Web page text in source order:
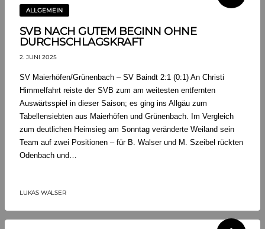
ALLGEMEIN
SVB NACH GUTEM BEGINN OHNE
DURCHSCHLAGSKRAFT
2. JUNI 2025
SV Maierhöfen/Grünenbach – SV Baindt 2:1 (0:1) An Christi
Himmelfahrt reiste der SVB zum am weitesten entfernten
Auswärtsspiel in dieser Saison; es ging ins Allgäu zum
Tabellensiebten aus Maierhöfen und Grünenbach. Im Vergleich
zum deutlichen Heimsieg am Sonntag veränderte Weiland sein
Team auf zwei Positionen – für B. Walser und M. Szeibel rückten
Odenbach und…
LUKAS WALSER